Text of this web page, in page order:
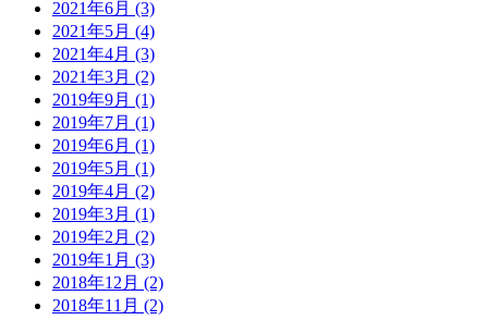
2021年6月 (3)
2021年5月 (4)
2021年4月 (3)
2021年3月 (2)
2019年9月 (1)
2019年7月 (1)
2019年6月 (1)
2019年5月 (1)
2019年4月 (2)
2019年3月 (1)
2019年2月 (2)
2019年1月 (3)
2018年12月 (2)
2018年11月 (2)